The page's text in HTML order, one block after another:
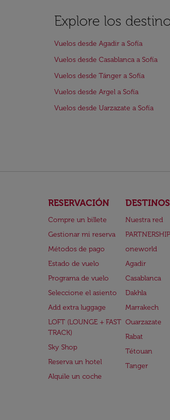
Explore los
Vuelos desde Agadir a Sofía
Vuelos desde Casablanca a Sofía
Vuelos desde Tánger a Sofía
Vuelos desde Argel a Sofía
Vuelos desde Uarzazate a Sofía
RESERVACIÓN
Compre un billete
Gestionar mi reserva
Métodos de pago
Estado de vuelo
Programa de vuelo
Seleccione el asiento
Add extra luggage
LOFT (LOUNGE + FAST
TRACK)
Sky Shop
Reserva un hotel
Alquile un coche
DESTINOS
Nuestra red
oneworld
Agadir
Casablanca
Dakhla
Marrakech
Ouarzazate
Rabat
Tétouan
Tanger